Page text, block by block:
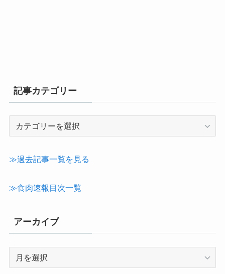
記事カテゴリー
テ
≫過去記事一覧を見る
≫食肉速報目次一覧
アーカイブ